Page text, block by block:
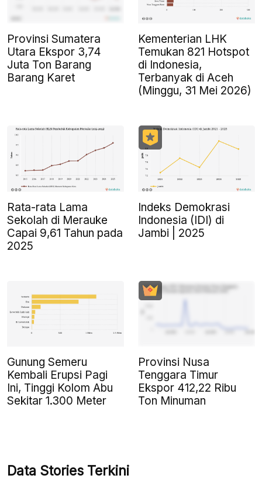
Provinsi Sumatera
Utara Ekspor 3,74
Juta Ton Barang
Barang Karet
Kementerian LHK
Temukan 821 Hotspot
di Indonesia,
Terbanyak di Aceh
(Minggu, 31 Mei 2026)
Rata-rata Lama
Sekolah di Merauke
Capai 9,61 Tahun pada
2025
Indeks Demokrasi
Indonesia (IDI) di
Jambi | 2025
Gunung Semeru
Kembali Erupsi Pagi
Ini, Tinggi Kolom Abu
Sekitar 1.300 Meter
Provinsi Nusa
Tenggara Timur
Ekspor 412,22 Ribu
Ton Minuman
Data Stories Terkini